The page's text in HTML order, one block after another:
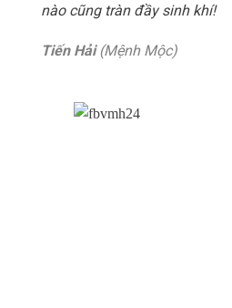
nào cũng tràn đầy sinh khí!
Tiến Hải(Mệnh Mộc)